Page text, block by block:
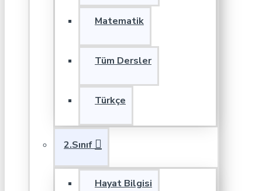
Matematik
Tüm Dersler
Türkçe
2.Sınıf
Hayat Bilgisi